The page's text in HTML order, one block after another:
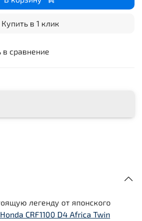
в сравнение
поездок.
Купить в 1 клик
легенду от японского
CRF1100 D4 Africa Twin